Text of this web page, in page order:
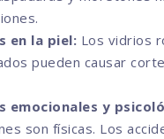
en la piel: Los vidrios
pueden causar
emocionales y
son físicas. Los